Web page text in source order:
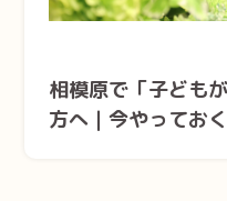
相模原で「子ども
方へ｜今やってお